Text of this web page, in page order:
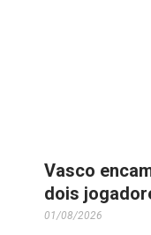
Vasco
dois
01/08/2026